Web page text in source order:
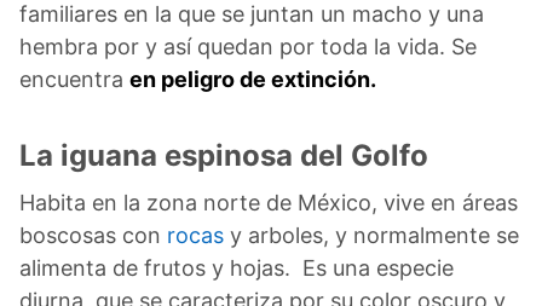
familiares en la que se juntan un macho y una
hembra por y así quedan por toda la vida. Se
encuentra en peligro de extinción.
La iguana espinosa del Golfo
Habita en la zona norte de México, vive en áreas
boscosas con rocas y arboles, y normalmente se
alimenta de frutos y hojas. Es una especie
diurna que se caracteriza por su color oscuro y